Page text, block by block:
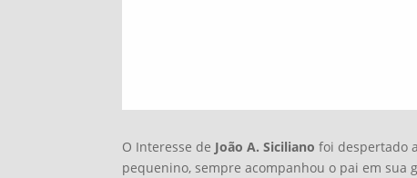
O Interesse de João A. Siciliano foi despertado
pequenino, sempre acompanhou o pai em sua